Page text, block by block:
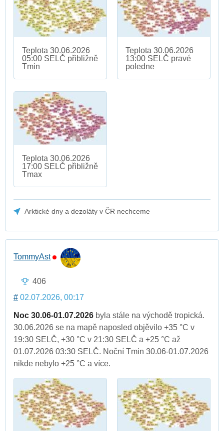
Teplota 30.06.2026
05:00 SELČ přibližně
Tmin
Teplota 30.06.2026
13:00 SELČ pravé
poledne
Teplota 30.06.2026
17:00 SELČ přibližně
Tmax
Arktické dny a dezoláty v ČR nechceme
TommyAst
406
# 02.07.2026, 00:17
Noc 30.06-01.07.2026 byla stále na východě tropická.
30.06.2026 se na mapě naposled objěvilo +35 °C v
19:30 SELČ, +30 °C v 21:30 SELČ a +25 °C až
01.07.2026 03:30 SELČ. Noční Tmin 30.06-01.07.2026
nikde nebylo +25 °C a více.